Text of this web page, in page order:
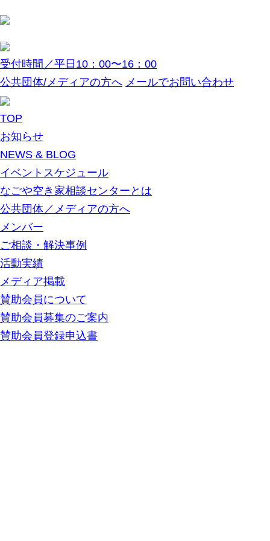
受付時間／平日10：00〜16：00
公共団体/メディアの方へ メールでお問い合わせ
TOP
お知らせ
NEWS & BLOG
イベントスケジュール
なごや空き家相談センターとは
公共団体／メディアの方へ
メンバー
ご相談・解決事例
活動実績
メディア掲載
賛助会員について
賛助会員募集のご案内
賛助会員登録申込書